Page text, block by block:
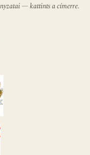
— kattints a címerre.